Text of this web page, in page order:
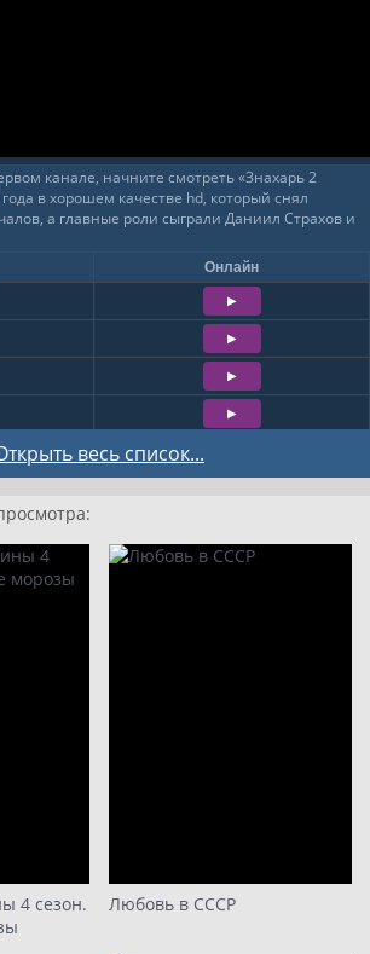
канале, начните смотреть «Знахарь 2
в хорошем качестве hd, который снял
а главные роли сыграли Даниил Страхов и
весь список...
Онлайн
4 сезон.
Любовь в СССР